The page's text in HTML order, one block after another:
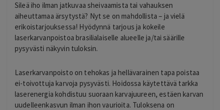
Sileä iho ilman jatkuvaa sheivaamista tai vahauksen
aiheuttamaa ärsytystä? Nyt se on mahdollista – ja vielä
erikoistarjouksessa! Hyödynnä tarjous ja kokeile
laserkarvanpoistoa brasilialaiselle alueelle ja/tai säärille
pysyvästi näkyvin tuloksin.
Laserkarvanpoisto on tehokas ja hellävarainen tapa poistaa
ei-toivottuja karvoja pysyvästi. Hoidossa käytettävä tarkka
laserenergia kohdistuu suoraan karvajuureen, estäen karvan
uudelleenkasvun ilman ihon vaurioita. Tuloksena on